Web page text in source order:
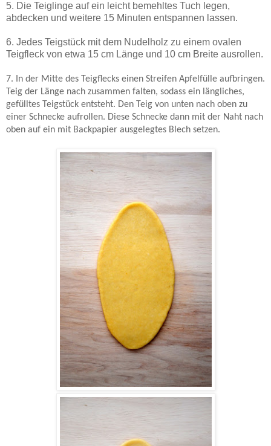
5. Die Teiglinge auf ein leicht bemehltes Tuch legen,
abdecken und weitere 15 Minuten entspannen lassen.
6. Jedes Teigstück mit dem Nudelholz zu einem ovalen
Teigfleck von etwa 15 cm Länge und 10 cm Breite ausrollen.
7. In der Mitte des Teigflecks einen Streifen Apfelfülle aufbringen.
Teig der Länge nach zusammen falten, sodass ein längliches,
gefülltes Teigstück entsteht. Den Teig von unten nach oben zu
einer Schnecke aufrollen. Diese Schnecke dann mit der Naht nach
oben auf ein mit Backpapier ausgelegtes Blech setzen.